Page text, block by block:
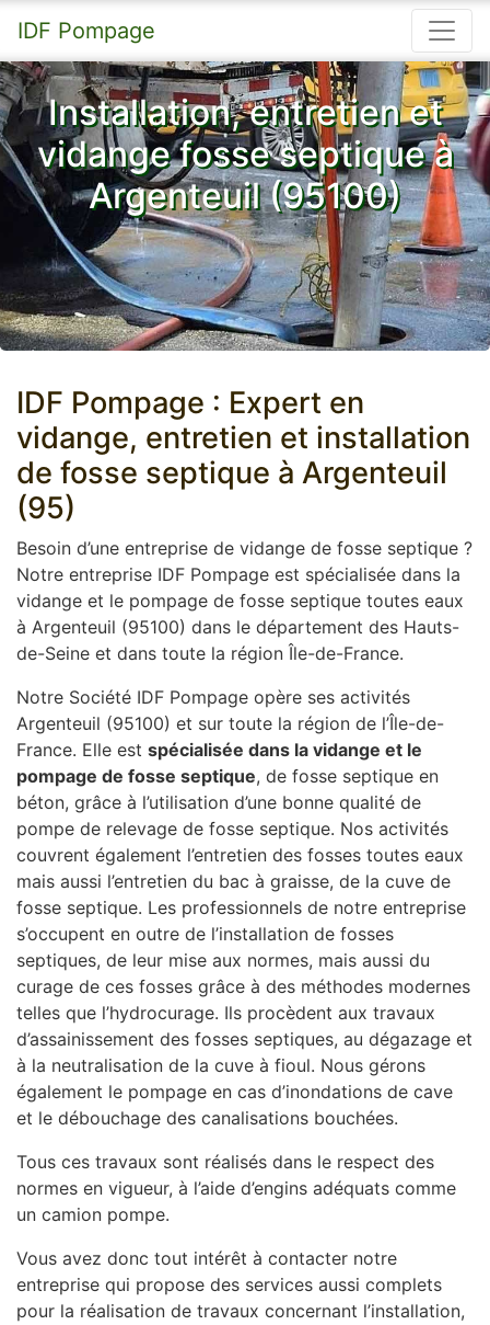
IDF Pompage
Installation, entretien et
vidange fosse septique à
Argenteuil (95100)
IDF Pompage : Expert en
vidange, entretien et installation
de fosse septique à Argenteuil
(95)
Besoin d’une entreprise de vidange de fosse septique ?
Notre entreprise IDF Pompage est spécialisée dans la
vidange et le pompage de fosse septique toutes eaux
à Argenteuil (95100) dans le département des Hauts-
de-Seine et dans toute la région Île-de-France.
Notre Société IDF Pompage opère ses activités
Argenteuil (95100) et sur toute la région de l’Île-de-
France. Elle est spécialisée dans la vidange et le
pompage de fosse septique, de fosse septique en
béton, grâce à l’utilisation d’une bonne qualité de
pompe de relevage de fosse septique. Nos activités
couvrent également l’entretien des fosses toutes eaux
mais aussi l’entretien du bac à graisse, de la cuve de
fosse septique. Les professionnels de notre entreprise
s’occupent en outre de l’installation de fosses
septiques, de leur mise aux normes, mais aussi du
curage de ces fosses grâce à des méthodes modernes
telles que l’hydrocurage. Ils procèdent aux travaux
d’assainissement des fosses septiques, au dégazage et
à la neutralisation de la cuve à fioul. Nous gérons
également le pompage en cas d’inondations de cave
et le débouchage des canalisations bouchées.
Tous ces travaux sont réalisés dans le respect des
normes en vigueur, à l’aide d’engins adéquats comme
un camion pompe.
Vous avez donc tout intérêt à contacter notre
entreprise qui propose des services aussi complets
pour la réalisation de travaux concernant l’installation,